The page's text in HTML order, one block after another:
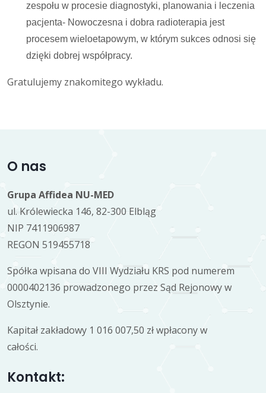
zespołu w procesie diagnostyki, planowania i leczenia
pacjenta- Nowoczesna i dobra radioterapia jest
procesem wieloetapowym, w którym sukces odnosi się
dzięki dobrej współpracy.
Gratulujemy znakomitego wykładu.
O nas
Grupa Affidea NU-MED
ul. Królewiecka 146, 82-300 Elbląg
NIP 7411906987
REGON 519455718
Spółka wpisana do VIII Wydziału KRS pod numerem
0000402136 prowadzonego przez Sąd Rejonowy w
Olsztynie.
Kapitał zakładowy 1 016 007,50 zł wpłacony w
całości.
Kontakt: